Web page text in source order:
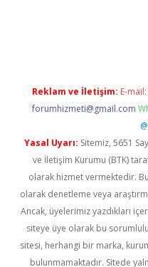
Reklam ve İletişim: E-mail:
forumhizmeti@gmail.com
Yasal Uyarı: Sitemiz, 5651
ve İletişim Kurumu (BTK)
olarak hizmet vermektedir.
olarak denetleme veya
Ancak, üyelerimiz yazdıkları
siteye üye olarak bu
sitesi, herhangi bir marka,
bulunmamaktadır. Sitede